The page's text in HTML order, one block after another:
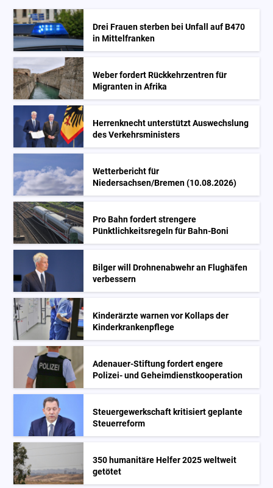
Drei Frauen sterben bei Unfall auf B470
in Mittelfranken
Weber fordert Rückkehrzentren für
Migranten in Afrika
Herrenknecht unterstützt Auswechslung
des Verkehrsministers
Wetterbericht für
Niedersachsen/Bremen (10.08.2026)
Pro Bahn fordert strengere
Pünktlichkeitsregeln für Bahn-Boni
Bilger will Drohnenabwehr an Flughäfen
verbessern
Kinderärzte warnen vor Kollaps der
Kinderkrankenpflege
Adenauer-Stiftung fordert engere
Polizei- und Geheimdienstkooperation
Steuergewerkschaft kritisiert geplante
Steuerreform
350 humanitäre Helfer 2025 weltweit
getötet